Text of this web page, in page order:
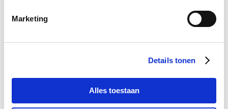
Marketing
Details tonen
Alles toestaan
Het verbeteren van de vruchtbaarheid van een
bevorderen. Zoek naar supplementen die
productie kunnen verbeteren.
Welke voedingsstoffen zijn belangrijk